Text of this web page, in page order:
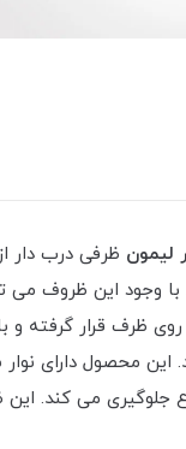
ظرفی درب دار
وجود این ظروف می
قرار گرفته و
این محصول دارای
می کند. این